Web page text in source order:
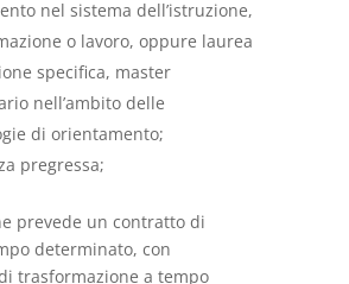
nel sistema dell’istruzione,
o lavoro, oppure laurea
specifica, master
nell’ambito delle
di orientamento;
pregressa;
prevede un contratto di
determinato, con
trasformazione a tempo